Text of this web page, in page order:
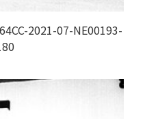
2021-07-NE00193-